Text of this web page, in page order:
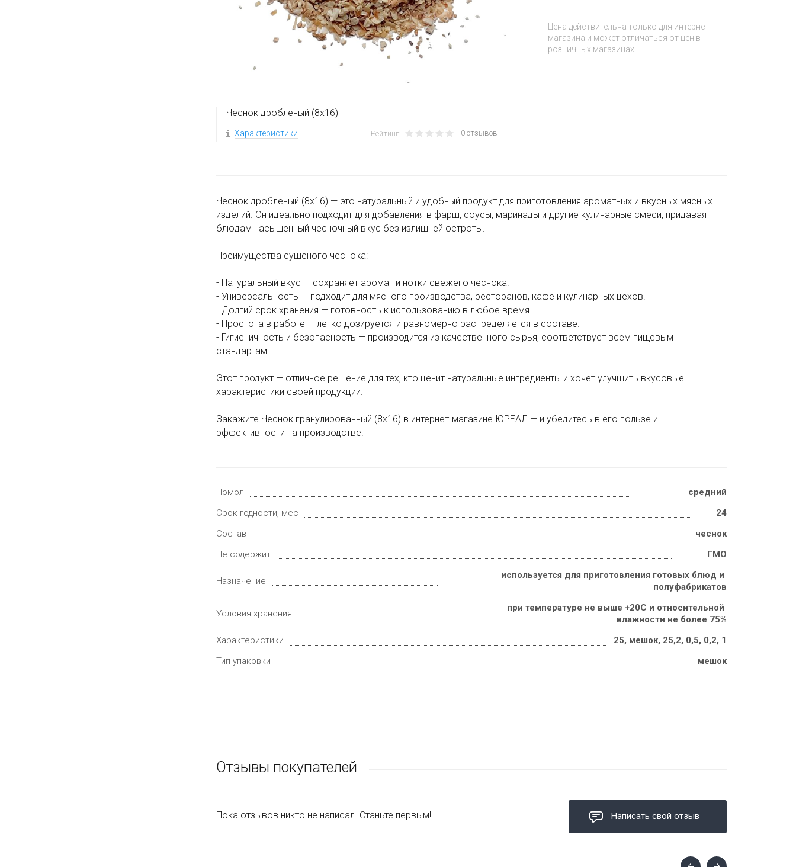
Чеснок дробленый (8х16)
Характеристики Рейтинг: 0 отзывов
Цена действительна только для интернет-
магазина и может отличаться от цен в
розничных магазинах.
Чеснок дробленый (8х16) — это натуральный и удобный продукт для приготовления ароматных и вкусных мясных
изделий. Он идеально подходит для добавления в фарш, соусы, маринады и другие кулинарные смеси, придавая
блюдам насыщенный чесночный вкус без излишней остроты.
Преимущества сушеного чеснока:
- Натуральный вкус — сохраняет аромат и нотки свежего чеснока.
- Универсальность — подходит для мясного производства, ресторанов, кафе и кулинарных цехов.
- Долгий срок хранения — готовность к использованию в любое время.
- Простота в работе — легко дозируется и равномерно распределяется в составе.
- Гигиеничность и безопасность — производится из качественного сырья, соответствует всем пищевым
стандартам.
Этот продукт — отличное решение для тех, кто ценит натуральные ингредиенты и хочет улучшить вкусовые
характеристики своей продукции.
Закажите Чеснок гранулированный (8х16) в интернет-магазине ЮРЕАЛ — и убедитесь в его пользе и
эффективности на производстве!
Помол
средний
Срок годности, мес
24
Состав
чеснок
Не содержит
ГМО
Назначение
используется для приготовления готовых блюд и
полуфабрикатов
Условия хранения
при температуре не выше +20С и относительной
влажности не более 75%
Характеристики
25, мешок, 25,2, 0,5, 0,2, 1
Тип упаковки
мешок
Отзывы покупателей
Написать свой отзыв
Пока отзывов никто не написал. Станьте первым!